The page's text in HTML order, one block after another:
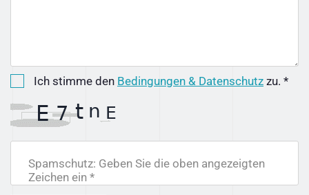
Ich stimme den Bedingungen & Datenschutz zu. *
Spamschutz: Geben Sie die oben angezeigten
Zeichen ein *